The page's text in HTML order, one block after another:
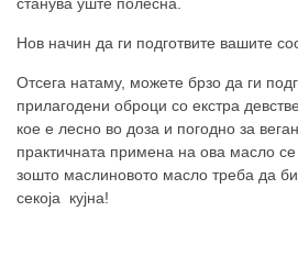
Нов начин да ги подготвите вашите
Отсега натаму, можете брзо да ги
прилагодени оброци со екстра
кое е лесно во доза и погодно за
практичната примена на ова масло
зошто маслиновото масло треба да
секоја кујна!